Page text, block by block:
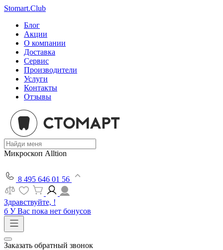
Stomart.Club
Блог
Акции
О компании
Доставка
Сервис
Производители
Услуги
Контакты
Отзывы
Микроскоп Alltion
8 495 646 01 56
Здравствуйте, !
б У Вас пока нет бонусов
Заказать обратный звонок